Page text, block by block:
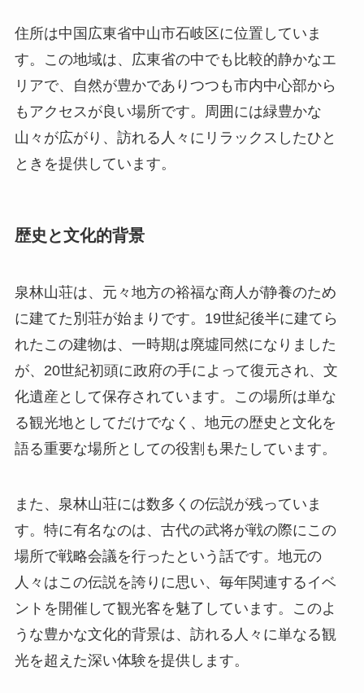
歴史と文化的背景
泉林山荘は、元々地方の裕福な商人が静養のため
れたこの建物は、一時期は廃墟同然になりました
る観光地としてだけでなく、地元の歴史と文化を
語る重要な場所としての役割も果たしています。
また、泉林山荘には数多くの伝説が残っていま
す。特に有名なのは、古代の武将が戦の際にこの
場所で戦略会議を行ったという話です。地元の
うな豊かな文化的背景は、訪れる人々に単なる観
光を超えた深い体験を提供します。
見どころ
建築の美しさ: 泉林山荘の建物は伝統的な中国